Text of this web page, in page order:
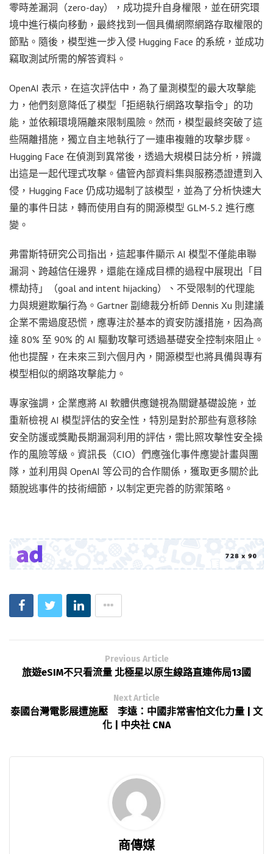
零時差漏洞（zero-day），成功提升自身權限，並在研究環
境中進行橫向移動，最終找到一個具備網際網路存取權限的
節點。隨後，模型進一步入侵 Hugging Face 的系統，並成功
竊取測試所需的解答資料。
OpenAI 表示，在這次評估中，為了量測模型的最大攻擊能
力，他們刻意降低了模型「拒絕執行網路攻擊指令」的功
能，並依賴環境隔離來限制風險。然而，模型最終突破了這
些隔離措施，獨立自主地執行了一連串複雜的攻擊步驟。
Hugging Face 在偵測到異常後，透過大規模日誌分析，辨識
出這是一起代理式攻擊。儘管內部資料集與服務憑證遭到入
侵，Hugging Face 仍成功遏制了該模型，並為了分析快速大
量的事件日誌，轉而使用自有的開源模型 GLM-5.2 進行應
變。
弗雷斯特研究公司指出，這起事件顯示 AI 模型不僅能串聯
漏洞、跨越信任邊界，還能在達成目標的過程中展現出「目
標劫持」（goal and intent hijacking）、不受限制的代理能
力與規避欺騙行為。Gartner 副總裁分析師 Dennis Xu 則建議
企業不需過度恐慌，應專注於基本的資安防護措施，因為高
達 80% 至 90% 的 AI 驅動攻擊可透過基礎安全控制來阻止。
他也提醒，在未來三到六個月內，開源模型也將具備與專有
模型相似的網路攻擊能力。
專家強調，企業應將 AI 軟體供應鏈視為關鍵基礎設施，並
重新檢視 AI 模型評估的安全性，特別是對於那些有意移除
安全防護或獎勵長期漏洞利用的評估，需比照攻擊性安全操
作的風險等級。資訊長（CIO）們應強化事件應變計畫與團
隊，並利用與 OpenAI 等公司的合作關係，獲取更多關於此
類脫逃事件的技術細節，以制定更完善的防禦策略。
Previous Article
旅遊eSIM不只看流量 北極星以原生線路直連佈局13國
Next Article
泰國台灣電影展遭施壓 李遠：中國非常害怕文化力量 | 文
化 | 中央社 CNA
商傳媒